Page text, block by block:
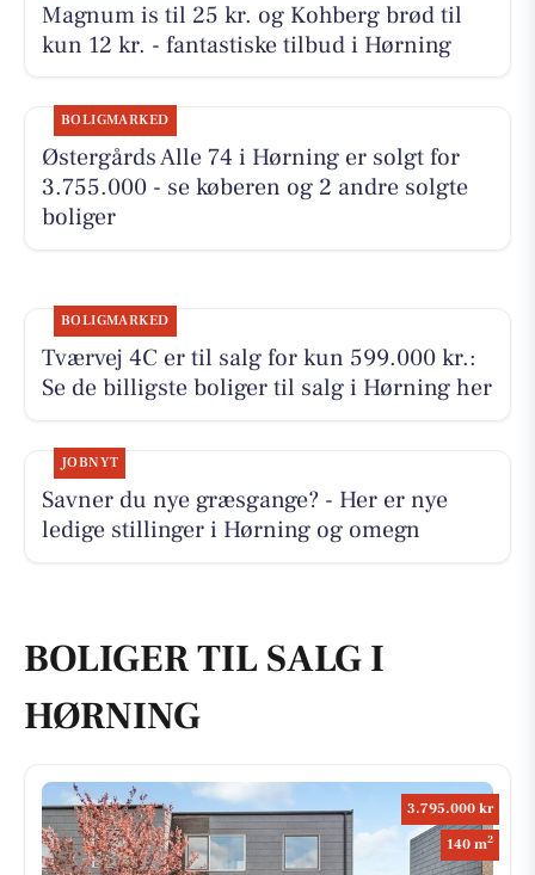
Magnum is til 25 kr. og Kohberg brød til
kun 12 kr. - fantastiske tilbud i Hørning
BOLIGMARKED
Østergårds Alle 74 i Hørning er solgt for
3.755.000 - se køberen og 2 andre solgte
boliger
BOLIGMARKED
Tværvej 4C er til salg for kun 599.000 kr.:
Se de billigste boliger til salg i Hørning her
JOBNYT
Savner du nye græsgange? - Her er nye
ledige stillinger i Hørning og omegn
BOLIGER TIL SALG I
HØRNING
3.795.000 kr
140 m2